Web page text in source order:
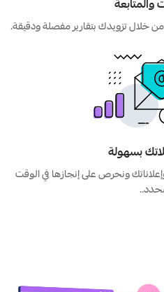
والمتابعة
خلال تزويدك بتقارير مفصلة ودقيقة.
بسهولة
ونحرص على إنجازها في الوقت